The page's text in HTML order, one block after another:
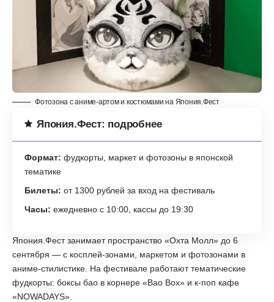
Фотозона с аниме-артом и костюмами на Япония.Фест
Япония.Фест: подробнее
Формат: фудкорты, маркет и фотозоны в японской
тематике
Билеты: от 1300 рублей за вход на фестиваль
Часы: ежедневно с 10:00, кассы до 19:30
Япония.Фест занимает пространство «Охта Молл» до 6
сентября — с косплей-зонами, маркетом и фотозонами в
аниме-стилистике. На фестивале работают тематические
фудкорты: боксы бао в корнере «Bao Box» и к-поп кафе
«NOWADAYS».